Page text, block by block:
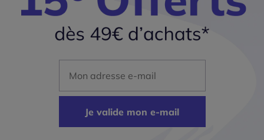
Je valide mon e-mail